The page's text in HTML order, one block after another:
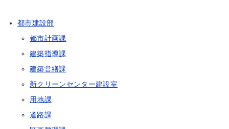
都市建設部
都市計画課
建築指導課
建築営繕課
新クリーンセンター建設室
用地課
道路課